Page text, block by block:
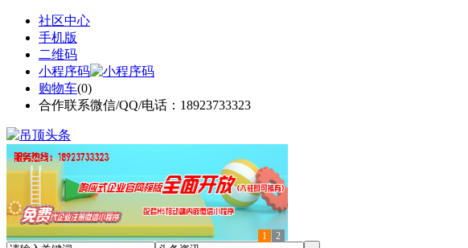
社区中心
手机版
二维码
小程序码
购物车(0)
合作联系微信/QQ/电话：18923733323
1 2